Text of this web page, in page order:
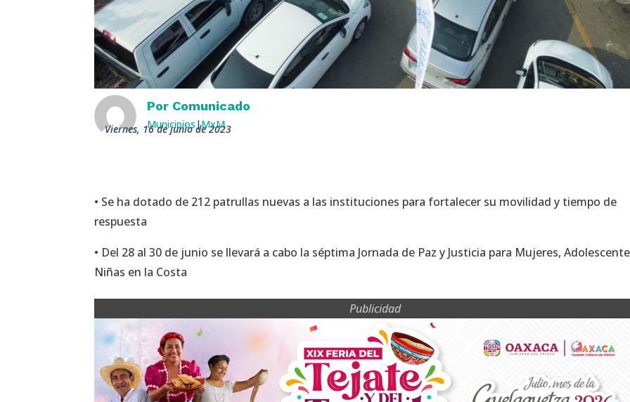
Por Comunicado
Municipios |MxM
viernes, 16 de junio de 2023
• Se ha dotado de 212 patrullas nuevas a las instituciones para fortalecer su movilidad y tiempo de
respuesta
• Del 28 al 30 de junio se llevará a cabo la séptima Jornada de Paz y Justicia para Mujeres,
Niñas en la Costa
Publicidad